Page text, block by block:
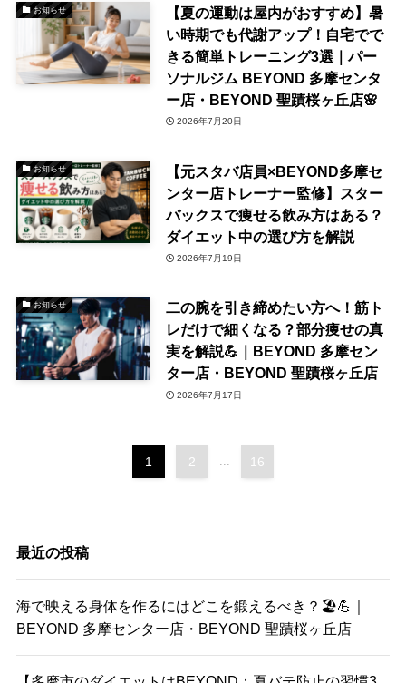
お知らせ
【夏の運動は屋内がおすすめ】暑
い時期でも代謝アップ！自宅でで
きる簡単トレーニング3選｜パー
ソナルジム BEYOND 多摩センタ
ー店・BEYOND 聖蹟桜ヶ丘店🌸
2026年7月20日
お知らせ
【元スタバ店員×BEYOND多摩セ
ンター店トレーナー監修】スター
バックスで痩せる飲み方はある？
ダイエット中の選び方を解説
2026年7月19日
お知らせ
二の腕を引き締めたい方へ！筋ト
レだけで細くなる？部分痩せの真
実を解説💪｜BEYOND 多摩セン
ター店・BEYOND 聖蹟桜ヶ丘店
2026年7月17日
1 2 16
最近の投稿
海で映える身体を作るにはどこを鍛えるべき？🏖️💪｜
BEYOND 多摩センター店・BEYOND 聖蹟桜ヶ丘店